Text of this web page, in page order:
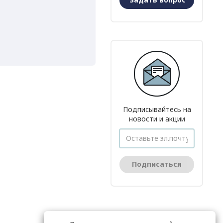
Подписывайтесь на
новости и акции
Подписаться